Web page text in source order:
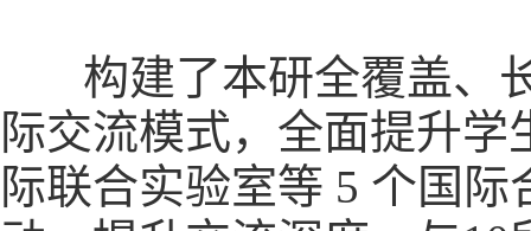
构建了本研全覆盖、长
际交流模式，全面提升
际联合实验室等 5 个国际